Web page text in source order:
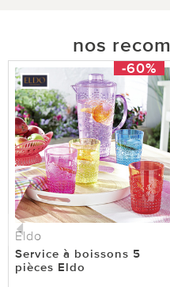
nos
-60%
Eldo
Service à boissons 5
pièces Eldo